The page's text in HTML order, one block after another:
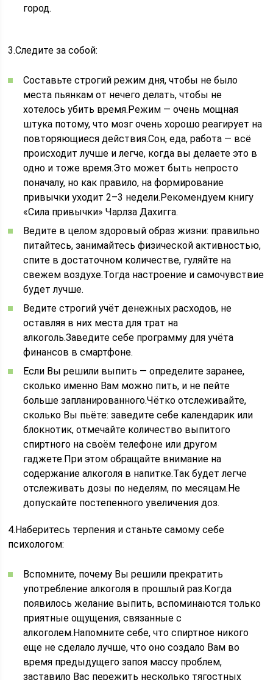
город.
3.Следите за собой:
Составьте строгий режим дня, чтобы не было
места пьянкам от нечего делать, чтобы не
хотелось убить время.Режим — очень мощная
штука потому, что мозг очень хорошо реагирует на
повторяющиеся действия.Сон, еда, работа — всё
происходит лучше и легче, когда вы делаете это в
одно и тоже время.Это может быть непросто
поначалу, но как правило, на формирование
привычки уходит 2–3 недели.Рекомендуем книгу
«Сила привычки» Чарлза Дахигга.
Ведите в целом здоровый образ жизни: правильно
питайтесь, занимайтесь физической активностью,
спите в достаточном количестве, гуляйте на
свежем воздухе.Тогда настроение и самочувствие
будет лучше.
Ведите строгий учёт денежных расходов, не
оставляя в них места для трат на
алкоголь.Заведите себе программу для учёта
финансов в смартфоне.
Если Вы решили выпить — определите заранее,
сколько именно Вам можно пить, и не пейте
больше запланированного.Чётко отслеживайте,
сколько Вы пьёте: заведите себе календарик или
блокнотик, отмечайте количество выпитого
спиртного на своём телефоне или другом
гаджете.При этом обращайте внимание на
содержание алкоголя в напитке.Так будет легче
отслеживать дозы по неделям, по месяцам.Не
допускайте постепенного увеличения доз.
4.Наберитесь терпения и станьте самому себе
психологом:
Вспомните, почему Вы решили прекратить
употребление алкоголя в прошлый раз.Когда
появилось желание выпить, вспоминаются только
приятные ощущения, связанные с
алкоголем.Напомните себе, что спиртное никого
еще не сделало лучше, что оно создало Вам во
время предыдущего запоя массу проблем,
заставило Вас пережить несколько тягостных